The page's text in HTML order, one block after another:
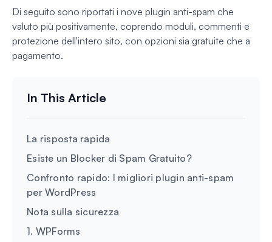
Di seguito sono riportati i nove plugin anti-spam che
valuto più positivamente, coprendo moduli, commenti e
protezione dell'intero sito, con opzioni sia gratuite che a
pagamento.
La risposta rapida
Esiste un Blocker di Spam Gratuito?
Confronto rapido: I migliori plugin anti-spam
per WordPress
Nota sulla sicurezza
1. WPForms